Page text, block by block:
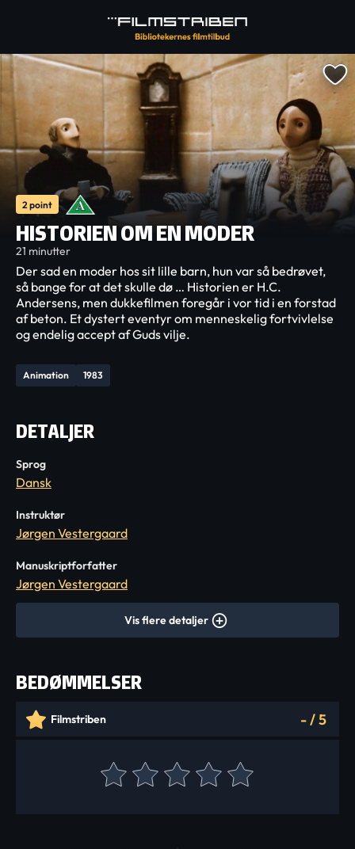
2 point
HISTORIEN OM EN MODER
21 minutter
Animation 1983
Der sad en moder hos sit lille barn, hun var så bedrøvet,
så bange for at det skulle dø … Historien er H.C.
Andersens, men dukkefilmen foregår i vor tid i en forstad
af beton. Et dystert eventyr om menneskelig fortvivlelse
og endelig accept af Guds vilje.
DETALJER
Sprog
Dansk
Instruktør
Jørgen Vestergaard
Manuskriptforfatter
Jørgen Vestergaard
Vis flere detaljer
BEDØMMELSER
Filmstriben -/5